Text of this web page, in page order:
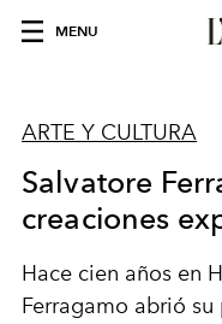
MENU
ARTE Y CULTURA
Salvatore
creaciones
Hace cien años en
Ferragamo abrió